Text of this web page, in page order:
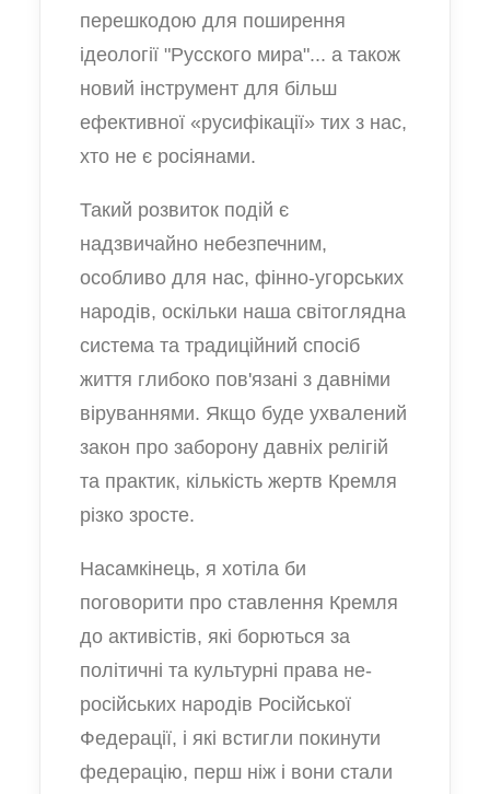
перешкодою для поширення
ідеології "Русского мира"... а також
новий інструмент для більш
ефективної «русифікації» тих з нас,
хто не є росіянами.
Такий розвиток подій є
надзвичайно небезпечним,
особливо для нас, фінно-угорських
народів, оскільки наша світоглядна
система та традиційний спосіб
життя глибоко пов'язані з давніми
віруваннями. Якщо буде ухвалений
закон про заборону давніх релігій
та практик, кількість жертв Кремля
різко зросте.
Насамкінець, я хотіла би
поговорити про ставлення Кремля
до активістів, які борються за
політичні та культурні права не-
російських народів Російської
Федерації, і які встигли покинути
федерацію, перш ніж і вони стали